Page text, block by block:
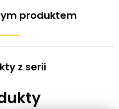
produktem
z serii